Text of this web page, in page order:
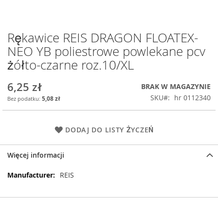
Przejdź
na
początek
galerii
Rękawice REIS DRAGON FLOATEX-
NEO YB poliestrowe powlekane pcv
żółto-czarne roz.10/XL
6,25 zł
5,08 zł
BRAK W MAGAZYNIE
SKU
hr 0112340
DODAJ DO LISTY ŻYCZEŃ
Więcej informacji
Więcej
REIS